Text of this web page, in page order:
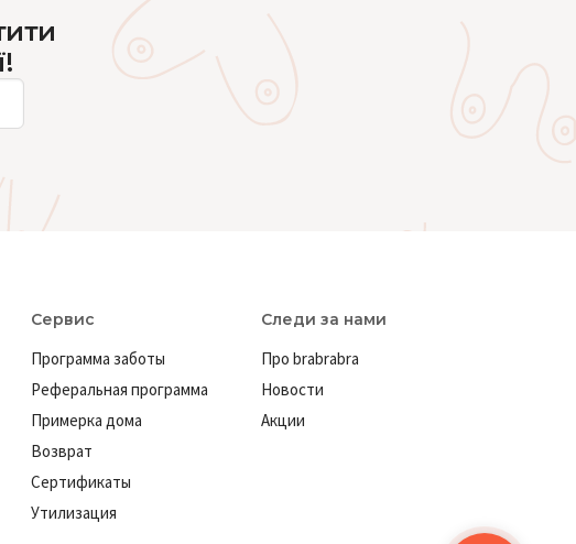
Сервис
Программа заботы
Реферальная программа
Примерка дома
Возврат
Сертификаты
Утилизация
Следи за нами
Про brabrabra
Новости
Акции